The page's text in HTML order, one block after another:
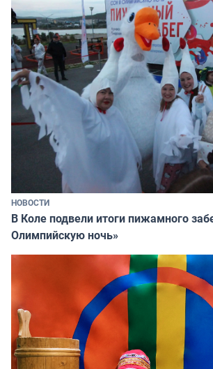
НОВОСТИ
В Коле подвели итоги пижамного
Олимпийскую ночь»